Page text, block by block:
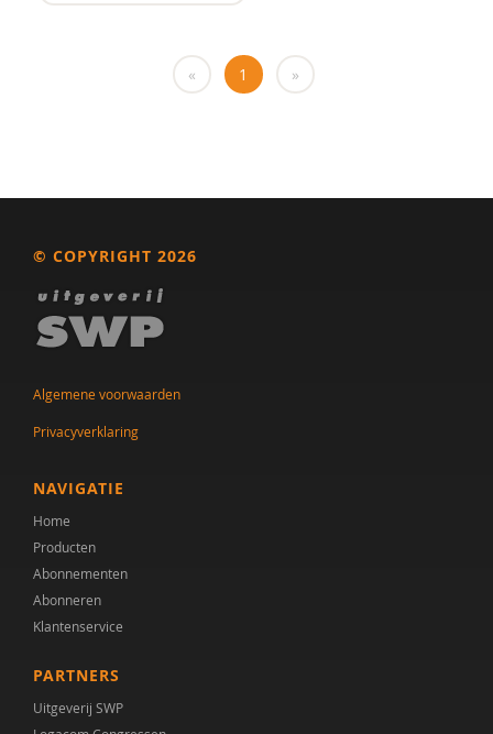
Alide A. Heuvelink
Mw. A.A. Spek
Manna A. Alma
Monika Althaus
Helena Andrea
Dr. Anke Scheeren
Catharina Anna Verschoor
« 1 »
© COPYRIGHT 2026
Algemene voorwaarden
Privacyverklaring
NAVIGATIE
Home
Producten
Abonnementen
Abonneren
Klantenservice
PARTNERS
Uitgeverij SWP